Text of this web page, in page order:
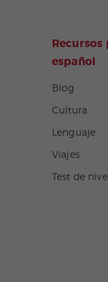
español
Blog
Cultura
Lenguaje
Viajes
Test de